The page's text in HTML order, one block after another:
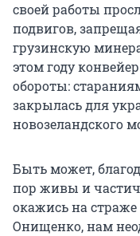
своей работы
подвигов,
грузинскую
этом году
обороты:
закрылась для
новозеландского
Быть может,
пор живы и
окажись на страже
Онищенко, нам